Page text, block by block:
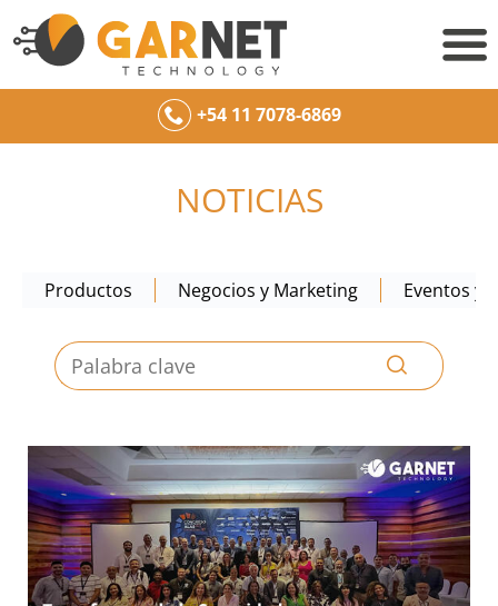
+54 11 7078-6869
NOTICIAS
Productos Negocios y Marketing Eventos y